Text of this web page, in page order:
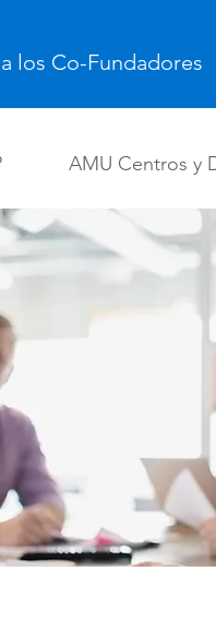
los Co-Fundadores
AMU Centros y